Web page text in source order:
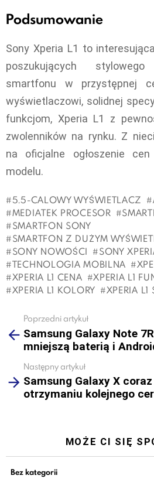
Podsumowanie
Sony Xperia L1 to
poszukujących
smartfonu w przystępnej
wyświetlaczowi, solidnej
funkcjom, Xperia L1 z
zwolenników na rynku. Z
na oficjalne ogłoszenie
modelu.
5.5-CALOWY WYŚWIETLACZ
MEDIATEK PROCESOR
SMARTFON SONY
SMARTFON Z DUŻYM
SONY NOWOŚCI
SONY
TECHNOLOGIA MOBILNA
XPERIA L1 CENA
XPERIA L1
XPERIA L1 KOLORY
XPERIA L1
more
Poprzedni artykuł
Samsung Galaxy Note
mniejszą baterią i
Następny artykuł
Samsung Galaxy X
otrzymaniu kolejnego
MOŻE CI SIĘ
Bez kategorii